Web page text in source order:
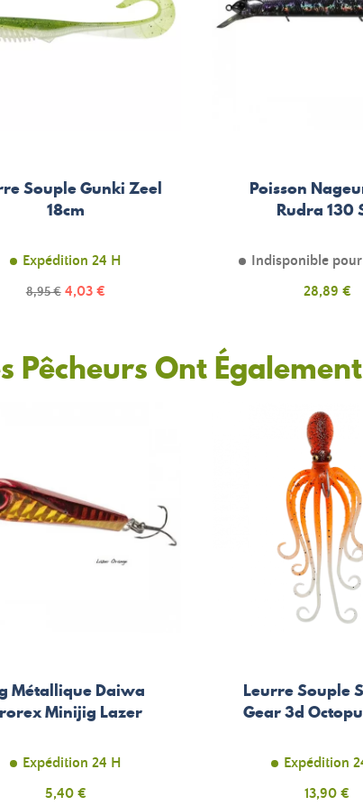
Souple Gunki Zeel
18cm
Expédition 24 H
Prix
8,95 € Prix
4,03 €
Poisson
Rudra 130
Indisponible
Prix
28,89 €
Pêcheurs Ont
Métallique Daiwa
Minijig Lazer
Expédition 24 H
Prix
5,40 €
Leurre Souple
Gear 3d
Expédition
Prix
13,90 €